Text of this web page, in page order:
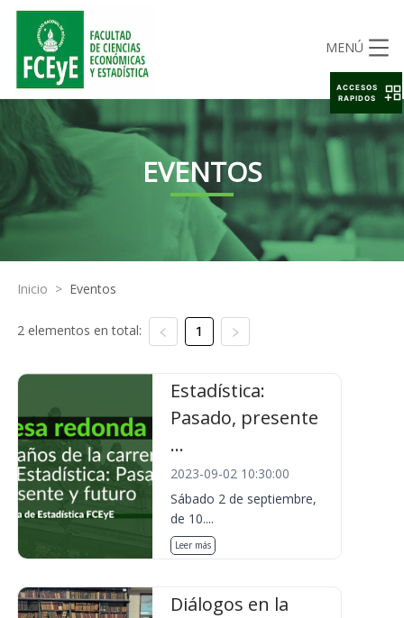
MENÚ
EVENTOS
Inicio > Eventos
2 elementos en total: 1
Estadística:
Pasado, presente
...
2023-09-02 10:30:00
Sábado 2 de septiembre,
de 10....
Leer más
Diálogos en la
ACCESOS
RAPIDOS